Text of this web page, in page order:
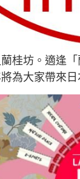
桂坊。適逢
為大家帶來